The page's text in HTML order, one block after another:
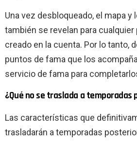
Una vez desbloqueado, el mapa y
también se revelan para
creado en la cuenta. Por lo tanto,
puntos de fama que los
servicio de fama para
¿Qué no se traslada a temporadas
Las características que
trasladarán a temporadas